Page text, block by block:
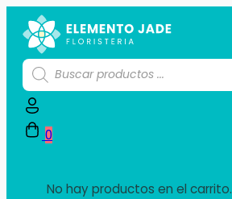
Búsqueda
de
productos
0
No hay productos en el carrito.